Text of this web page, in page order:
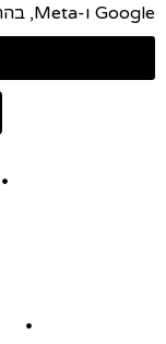
Google ו-Meta, בהתאם ל